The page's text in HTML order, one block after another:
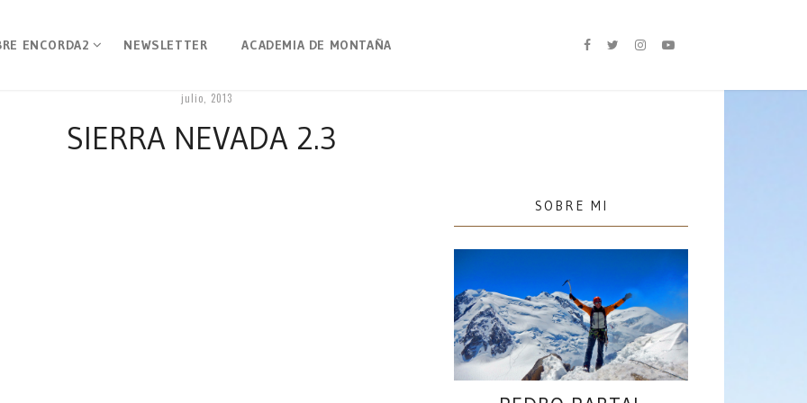
ENCORDA2 NEWSLETTER ACADEMIA DE MONTAÑA
julio, 2013
SIERRA NEVADA 2.3
SOBRE MI